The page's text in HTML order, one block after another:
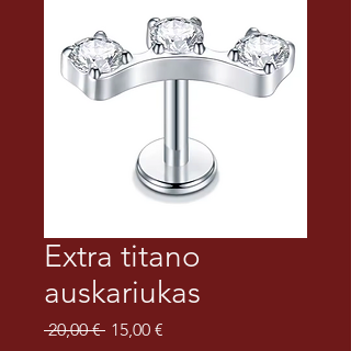
Extra titano
auskariukas
20,00 € Įprastinė
15,00 €